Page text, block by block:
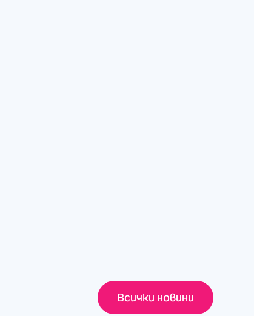
Всички новини